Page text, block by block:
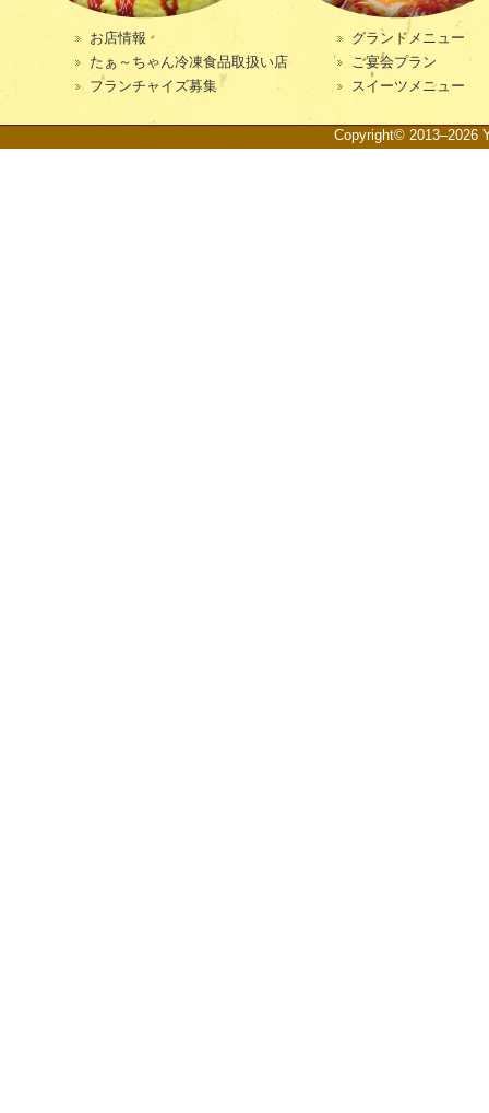
お店情報
たぁ～ちゃん冷凍食品取扱い店
フランチャイズ募集
グランドメニュー
ご宴会プラン
スイーツメニュー
Copyright© 2013–2026